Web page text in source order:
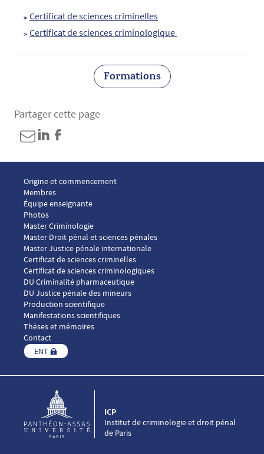
Certificat de sciences criminelles
Certificat de sciences criminologique
Formations
Partager cette page
Menu footer ICP 1
Origine et commencement
Membres
Équipe enseignante
Photos
Menu footer ICP 2
Master Criminologie
Master Droit pénal et sciences pénales
Master Justice pénale internationale
Menu footer ICP 3
Certificat de sciences criminelles
Certificat de sciences criminologiques
DU Criminalité pharmaceutique
DU Justice pénale des mineurs
Menu footer ICP 4
Production scientifique
Manifestations scientifiques
Thèses et mémoires
Contact
ENT
Institut de criminologie et droit pénal
de Paris
ICP